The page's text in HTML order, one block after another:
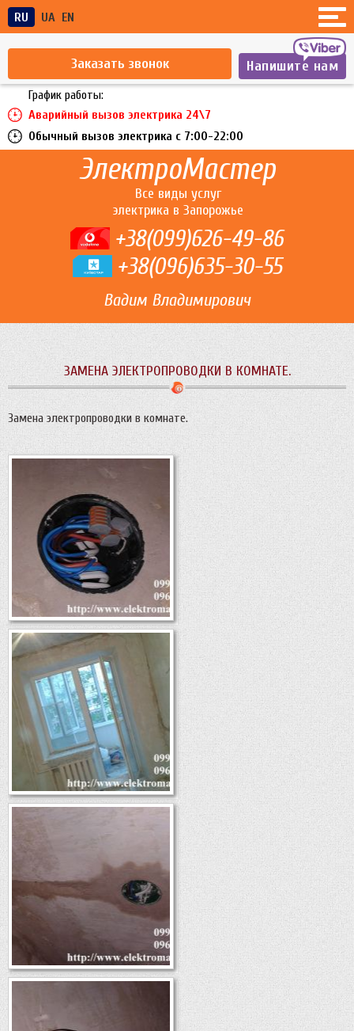
Напишите нам
Заказать звонок
RU UA EN
График работы:
Аварийный вызов электрика 24\7
Обычный вызов электрика c 7:00-22:00
ЭлектроМастер
Все виды услуг
электрика в Запорожье
+38(099)626-49-86
+38(096)635-30-55
Вадим Владимирович
ЗАМЕНА ЭЛЕКТРОПРОВОДКИ В КОМНАТЕ.
Замена электропроводки в комнате.